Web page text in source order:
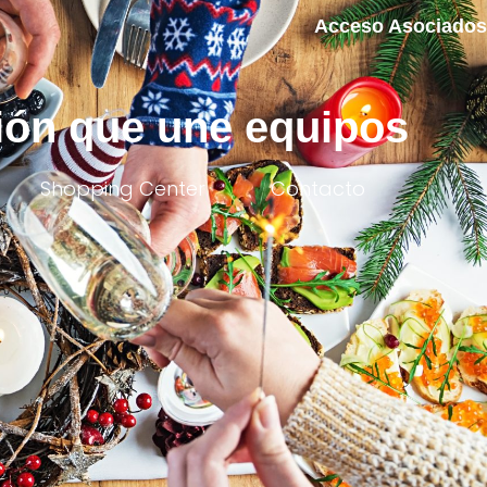
Acceso Asociados
Shopping Center Contacto
que une equipos